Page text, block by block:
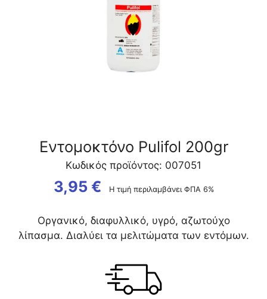
Εντομοκτόνο Pulifol 200gr
Κωδικός προϊόντος: 007051
3,95 € Η τιμή περιλαμβάνει ΦΠΑ 6%
Οργανικό, διαφυλλικό, υγρό, αζωτούχο
λίπασμα. Διαλύει τα μελιτώματα των εντόμων.